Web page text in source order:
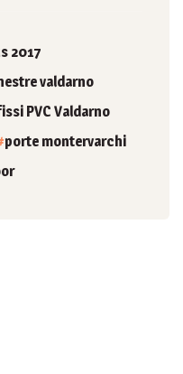
2017
valdarno
PVC Valdarno
porte montervarchi